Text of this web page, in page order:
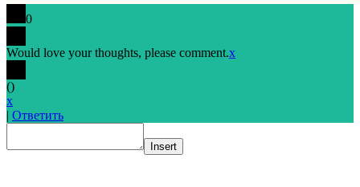
0
Would love your thoughts, please comment.x
()
x
| Ответить
Insert